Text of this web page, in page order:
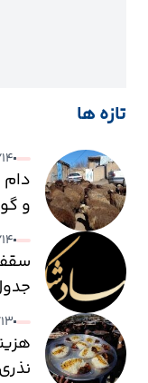
تازه ها
و